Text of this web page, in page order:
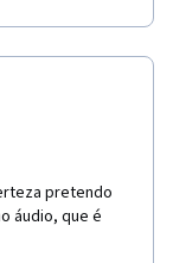
pretendo
áudio, que é